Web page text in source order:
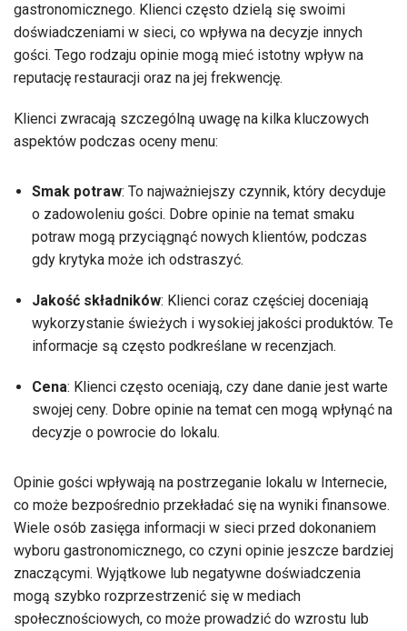
gastronomicznego. Klienci często dzielą się swoimi
doświadczeniami w sieci, co wpływa na decyzje innych
gości. Tego rodzaju opinie mogą mieć istotny wpływ na
reputację restauracji oraz na jej frekwencję.
Klienci zwracają szczególną uwagę na kilka kluczowych
aspektów podczas oceny menu:
Smak potraw: To najważniejszy czynnik, który decyduje
o zadowoleniu gości. Dobre opinie na temat smaku
potraw mogą przyciągnąć nowych klientów, podczas
gdy krytyka może ich odstraszyć.
Jakość składników: Klienci coraz częściej doceniają
wykorzystanie świeżych i wysokiej jakości produktów. Te
informacje są często podkreślane w recenzjach.
Cena: Klienci często oceniają, czy dane danie jest warte
swojej ceny. Dobre opinie na temat cen mogą wpłynąć na
decyzje o powrocie do lokalu.
Opinie gości wpływają na postrzeganie lokalu w Internecie,
co może bezpośrednio przekładać się na wyniki finansowe.
Wiele osób zasięga informacji w sieci przed dokonaniem
wyboru gastronomicznego, co czyni opinie jeszcze bardziej
znaczącymi. Wyjątkowe lub negatywne doświadczenia
mogą szybko rozprzestrzenić się w mediach
społecznościowych, co może prowadzić do wzrostu lub